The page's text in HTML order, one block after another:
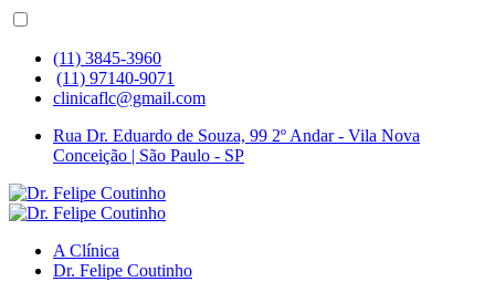
(11) 3845-3960
(11) 97140-9071
clinicaflc@gmail.com
Rua Dr. Eduardo de Souza, 99 2º Andar - Vila Nova
Conceição | São Paulo - SP
A Clínica
Dr. Felipe Coutinho